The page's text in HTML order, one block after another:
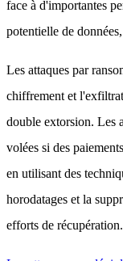
face à d'importantes
potentielle de
Les attaques par
chiffrement et
double extorsion. Les
volées si des
en utilisant des
horodatages et la
efforts de